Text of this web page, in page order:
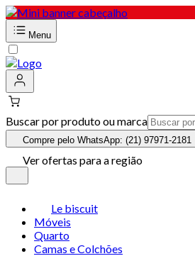
Menu
Buscar por produto ou marca
Compre pelo WhatsApp: (21) 97971-2181
Ver ofertas para a região
Le biscuit
Móveis
Quarto
Camas e Colchões